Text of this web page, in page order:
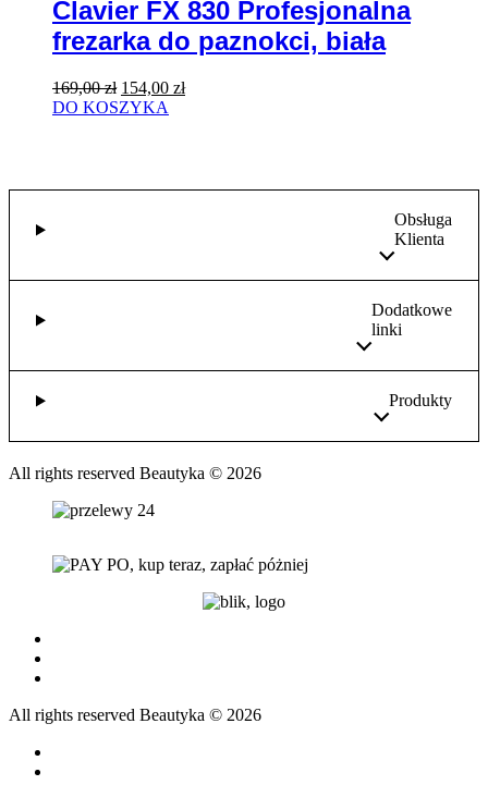
do
paznokci,
biała
Clavier FX 830 Profesjonalna
frezarka do paznokci, biała
169,00zł Pierwotna
cena
154,00 złAktualna
DO KOSZYKA
Obsługa
Klienta
Dodatkowe
linki
Produkty
All rights reserved Beautyka © 2026
All rights reserved Beautyka © 2026